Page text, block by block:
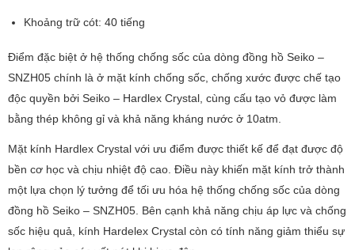
Khoảng trữ cót: 40 tiếng
Điểm đặc biệt ở hệ thống chống sốc của dòng đồng hồ Seiko –
SNZH05 chính là ở mặt kính chống sốc, chống xước được chế tạo
độc quyền bởi Seiko – Hardlex Crystal, cùng cấu tạo vỏ được làm
bằng thép không gỉ và khả năng kháng nước ở 10atm.
Mặt kính Hardlex Crystal với ưu điểm được thiết kế để đạt được độ
bền cơ học và chịu nhiệt độ cao. Điều này khiến mặt kính trở thành
một lựa chọn lý tưởng để tối ưu hóa hệ thống chống sốc của dòng
đồng hồ Seiko – SNZH05. Bên cạnh khả năng chịu áp lực và chống
sốc hiệu quả, kính Hardelex Crystal còn có tính năng giảm thiểu sự